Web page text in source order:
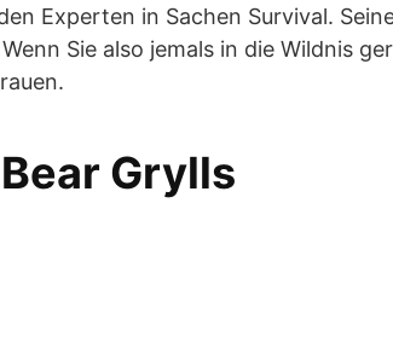
Experten in Sachen Survival.
Sie also jemals in die Wildnis
Grylls